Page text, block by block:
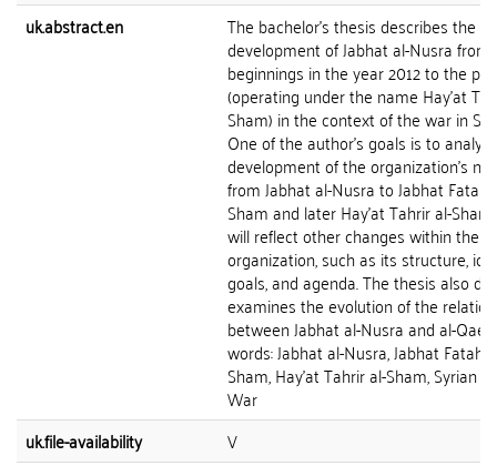
uk.abstract.en
The bachelor's thesis describes the
development of Jabhat al-Nusra from
beginnings in the year 2012 to the
(operating under the name Hay'at
Sham) in the context of the war in
One of the author's goals is to
development of the organization's
from Jabhat al-Nusra to Jabhat Fatah
Sham and later Hay'at Tahrir al-
will reflect other changes within the
organization, such as its structure,
goals, and agenda. The thesis also
examines the evolution of the
between Jabhat al-Nusra and al-
words: Jabhat al-Nusra, Jabhat Fatah
Sham, Hay'at Tahrir al-Sham, Syrian
War
uk.file-availability
V